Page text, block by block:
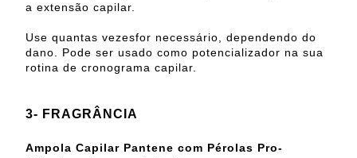
a extensão capilar.
Use quantas vezesfor necessário, dependendo do
dano. Pode ser usado como potencializador na sua
rotina de cronograma capilar.
3- FRAGRÂNCIA
Ampola Capilar Pantene com Pérolas Pro-